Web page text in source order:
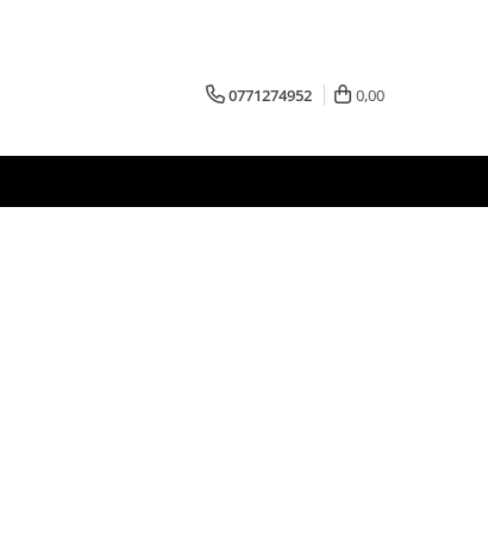
0771274952 0,00